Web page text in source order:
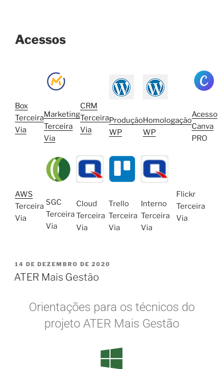
Acessos
Box
Terceira
Via
Marketing
Terceira
Via
CRM
Terceira
Via
Produção
WP
Homologação
WP
Acesso
Canva
PRO
AWS
Terceira
Via
SGC
Terceira
Via
Cloud
Terceira
Via
Trello
Terceira
Via
Interno
Terceira
Via
Flickr
Terceira
Via
14 DE DEZEMBRO DE 2020
ATER Mais Gestão
Orientações para os técnicos do
projeto ATER Mais Gestão